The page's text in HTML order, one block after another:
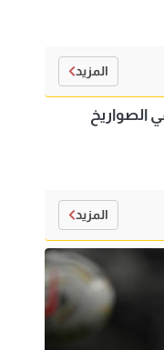
المزيد
الصواريخ
المزيد